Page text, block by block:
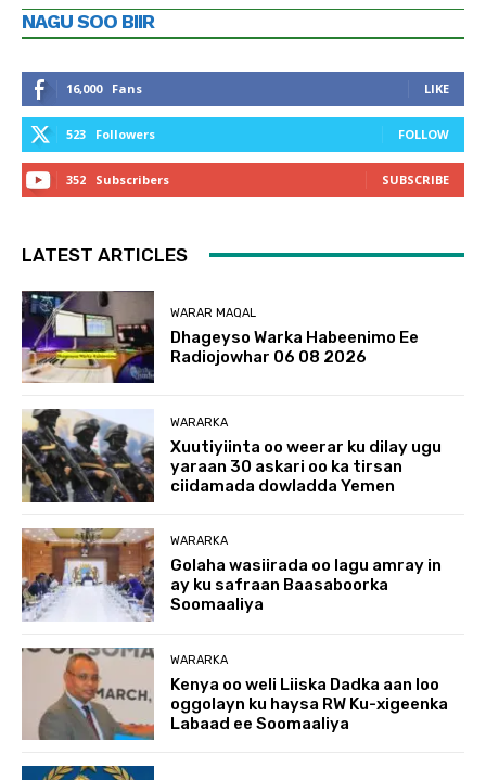
NAGU SOO BIIR
16,000 Fans LIKE
523 Followers FOLLOW
352 Subscribers SUBSCRIBE
LATEST ARTICLES
WARAR MAQAL
Dhageyso Warka Habeenimo Ee
Radiojowhar 06 08 2026
WARARKA
Xuutiyiinta oo weerar ku dilay ugu
yaraan 30 askari oo ka tirsan
ciidamada dowladda Yemen
WARARKA
Golaha wasiirada oo lagu amray in
ay ku safraan Baasaboorka
Soomaaliya
WARARKA
Kenya oo weli Liiska Dadka aan loo
oggolayn ku haysa RW Ku-xigeenka
Labaad ee Soomaaliya